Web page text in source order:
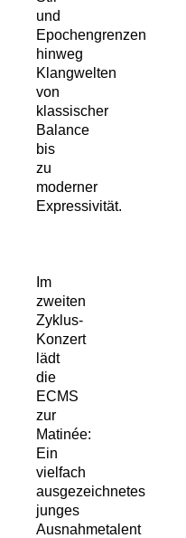
und
Epochengrenzen
hinweg
Klangwelten
von
klassischer
Balance
bis
zu
moderner
Expressivität.
Im
zweiten
Zyklus-
Konzert
lädt
die
ECMS
zur
Matinée:
Ein
vielfach
ausgezeichnetes
junges
Ausnahmetalent